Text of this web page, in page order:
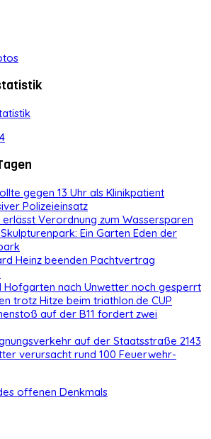
gegen 13 Uhr als Klinikpatient
Polizeieinsatz
erlässt Verordnung zum Wassersparen
Ein Garten Eden der
Heinz beenden Pachtvertrag
Hofgarten nach Unwetter noch gesperrt
trotz Hitze beim triathlon.de CUP
auf der B11 fordert zwei
auf der Staatsstraße 2143
verursacht rund 100 Feuerwehr-